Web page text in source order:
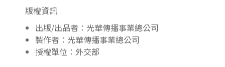
版權資訊
出版/出品者：光華傳播事業總公司
製作者：光華傳播事業總公司
授權單位：外交部